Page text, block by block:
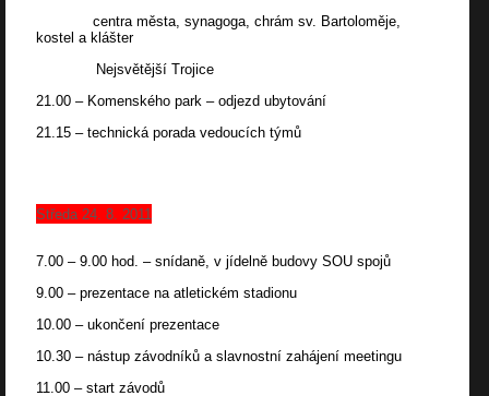
centra města, synagoga, chrám sv. Bartoloměje,
kostel a klášter
Nejsvětější Trojice
21.00 – Komenského park – odjezd ubytování
21.15 – technická porada vedoucích týmů
Středa 24. 8. 2011
7.00 – 9.00 hod . – snídaně, v jídelně budovy SOU spojů
9.00 – prezentace na atletickém stadionu
10.00 – ukončení prezentace
10.30 – nástup závodníků a slavnostní zahájení meetingu
11.00 – start závodů